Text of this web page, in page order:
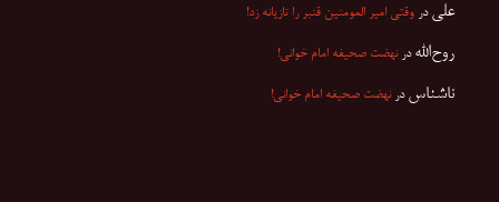
علی در وقتی امیر المومنین قنبر را تازیانه زد!
روح‌الله درنهضت صحیفه امام خوانی!
ناشناس درنهضت صحیفه امام خوانی!